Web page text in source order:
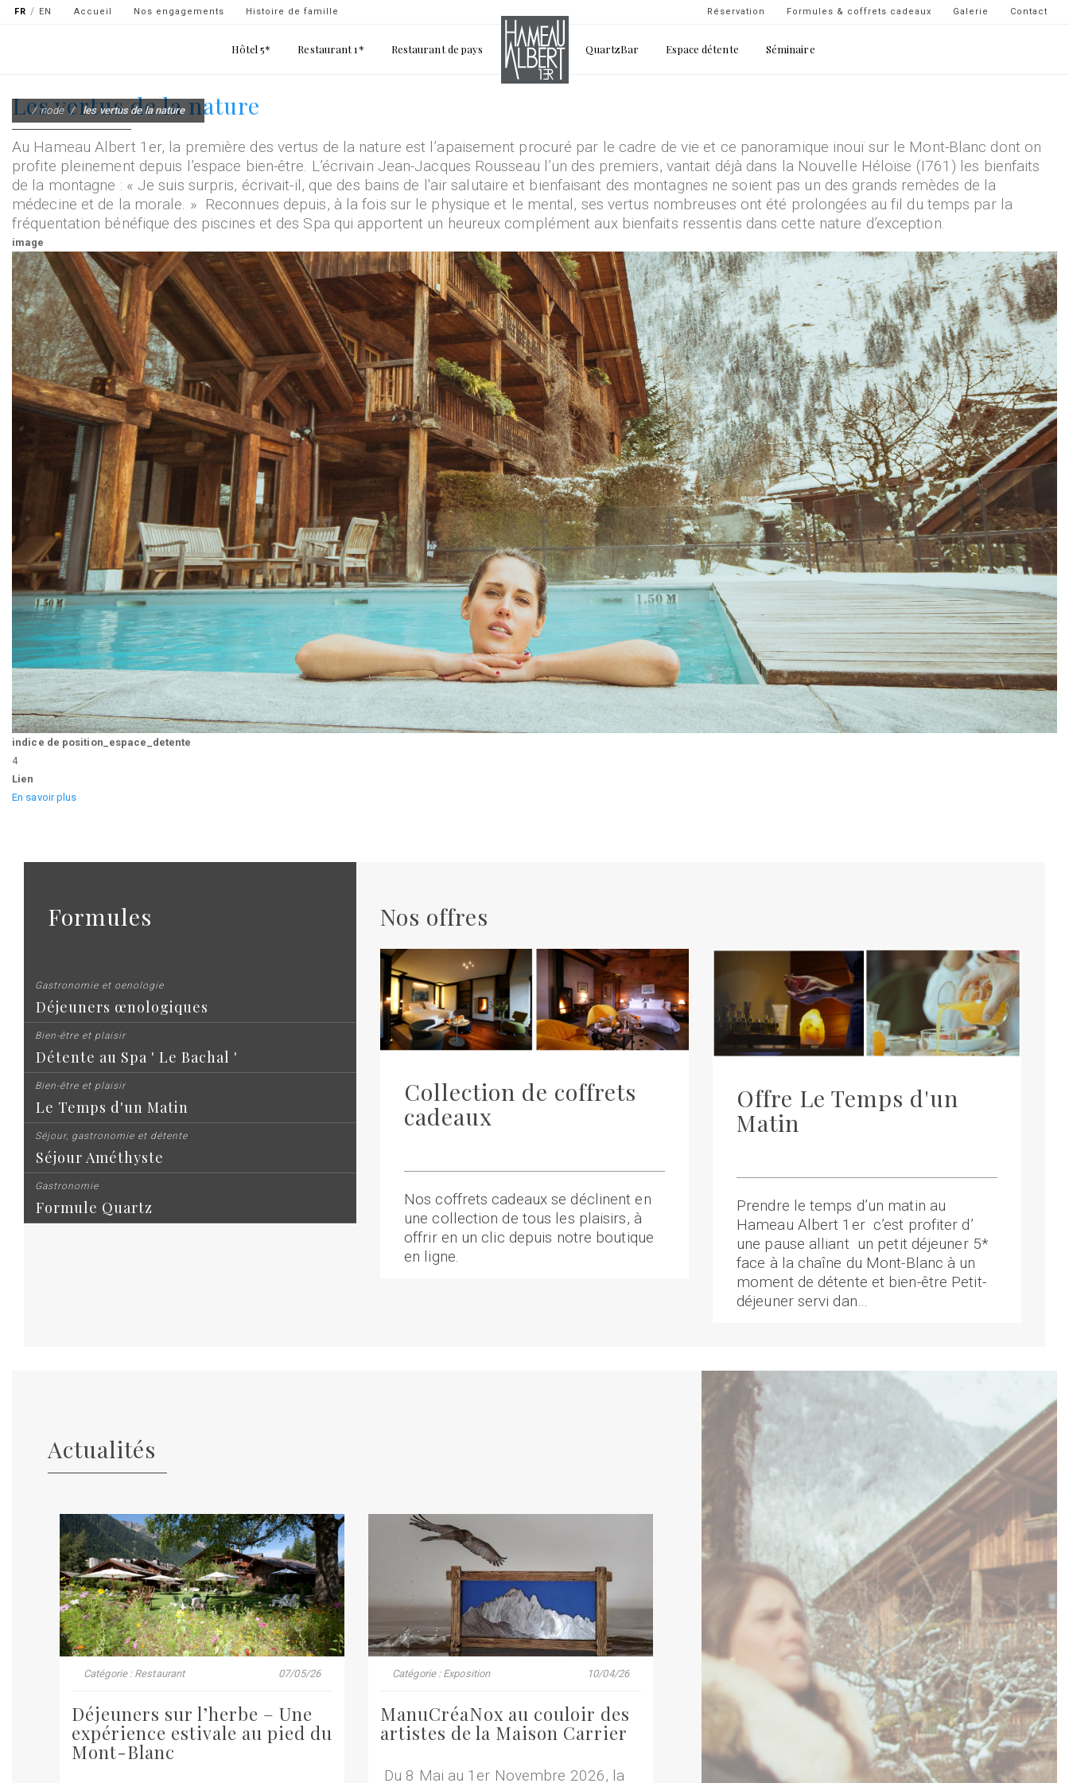
contenu
principal
FR EN
Navigation
gauche
Accueil Nos engagements Histoire de famille
Navigation
-
Formules & coffrets cadeaux Galerie Contact
Réservation
Hôtel 5* Restaurant 1* Restaurant de pays QuartzBar Espace détente Séminaire
node les vertus de la nature
Les vertus de la nature
Au Hameau Albert 1er, la première des vertus de la nature est l’apaisement procuré par le cadre de vie et ce panoramique inouï sur le Mont-Blanc dont on
profite pleinement depuis l’espace bien-être. L’écrivain Jean-Jacques Rousseau l’un des premiers, vantait déjà dans la Nouvelle Héloïse (I761) les bienfaits
de la montagne : « Je suis surpris, écrivait-il, que des bains de l'air salutaire et bienfaisant des montagnes ne soient pas un des grands remèdes de la
médecine et de la morale. » Reconnues depuis, à la fois sur le physique et le mental, ses vertus nombreuses ont été prolongées au fil du temps par la
fréquentation bénéfique des piscines et des Spa qui apportent un heureux complément aux bienfaits ressentis dans cette nature d’exception.
image
indice de position_espace_detente
4
Lien
En savoir plus
Formules
Gastronomie et oenologie
Déjeuners œnologiques
Bien-être et plaisir
Détente au Spa ' Le Bachal '
Bien-être et plaisir
Le Temps d'un Matin
Séjour, gastronomie et détente
Séjour Améthyste
Gastronomie
Formule Quartz
Nos offres
Collection de coffrets
cadeaux
Nos coffrets cadeaux se déclinent en
une collection de tous les plaisirs, à
offrir en un clic depuis notre boutique
en ligne.
Offre Le Temps d'un
Matin
Prendre le temps d’un matin au
Hameau Albert 1er c’est profiter d’
une pause alliant un petit déjeuner 5*
face à la chaîne du Mont-Blanc à un
moment de détente et bien-être Petit-
déjeuner servi dan…
Actualités
Catégorie : Restaurant 07/05/26
Déjeuners sur l’herbe – Une
expérience estivale au pied du
Mont-Blanc
Catégorie : Exposition 10/04/26
ManuCréaNox au couloir des
artistes de la Maison Carrier
Du 8 Mai au 1er Novembre 2026, la